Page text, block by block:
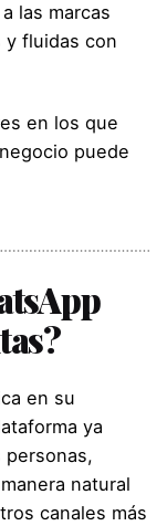
las marcas
y fluidas con
en los que
puede
en su
ya
personas,
natural
canales más